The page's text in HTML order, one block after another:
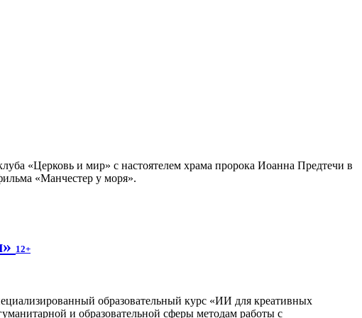
«Церковь и мир» с настоятелем храма пророка Иоанна Предтечи в
«Манчестер у моря».
12+
образовательный курс «ИИ для креативных
и образовательной сферы методам работы с